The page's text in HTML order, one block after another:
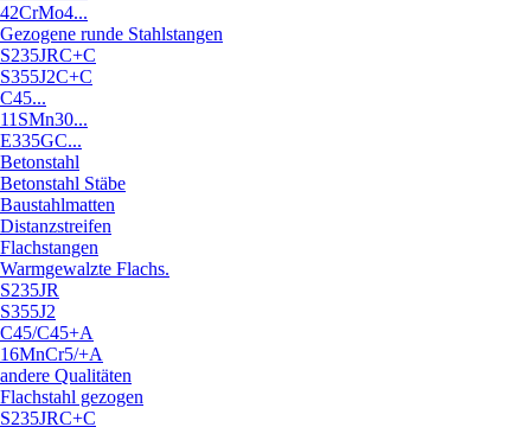
42CrMo4...
Gezogene runde Stahlstangen
S235JRC+C
S355J2C+C
C45...
11SMn30...
E335GC...
Betonstahl
Betonstahl Stäbe
Baustahlmatten
Distanzstreifen
Flachstangen
Warmgewalzte Flachs.
S235JR
S355J2
C45/C45+A
16MnCr5/+A
andere Qualitäten
Flachstahl gezogen
S235JRC+C